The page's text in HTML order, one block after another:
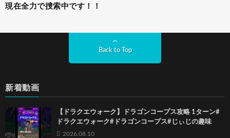
現在全力で捜索中です！！
Back to Top
新着動画
【ドラクエウォーク】ドラゴンコープス攻略 1ターン#
ドラクエウォーク#ドラゴンコープス#じぃじの趣味
2026.08.10